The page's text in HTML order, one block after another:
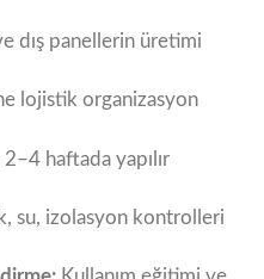
dış panellerin üretimi
lojistik organizasyon
2–4 haftada yapılır
su, izolasyon kontrolleri